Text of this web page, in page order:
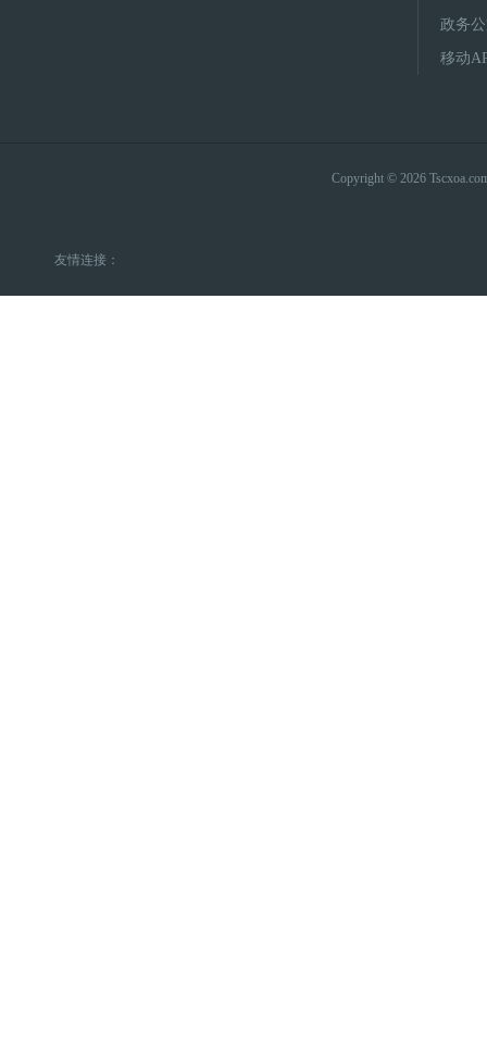
政务
移动
Copyright © 2026
友情连接：